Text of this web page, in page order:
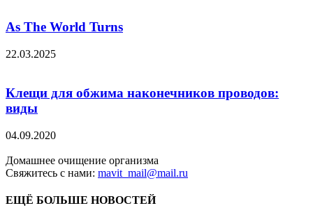
As The World Turns
22.03.2025
Клещи для обжима наконечников проводов:
виды
04.09.2020
Домашнее очищение организма
Свяжитесь с нами: mavit_mail@mail.ru
ЕЩЁ БОЛЬШЕ НОВОСТЕЙ